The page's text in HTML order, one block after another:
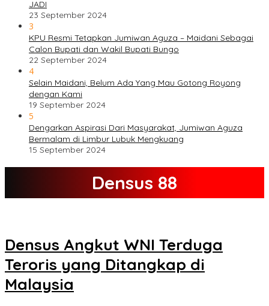
JADI
23 September 2024
3
KPU Resmi Tetapkan Jumiwan Aguza – Maidani Sebagai
Calon Bupati dan Wakil Bupati Bungo
22 September 2024
4
Selain Maidani, Belum Ada Yang Mau Gotong Royong
dengan Kami
19 September 2024
5
Dengarkan Aspirasi Dari Masyarakat, Jumiwan Aguza
Bermalam di Limbur Lubuk Mengkuang
15 September 2024
Densus 88
Densus Angkut WNI Terduga
Teroris yang Ditangkap di
Malaysia